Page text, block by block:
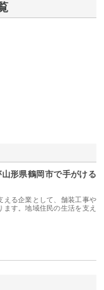
形県鶴岡市で手がける
える企業として、舗装工事や
す。地域住民の生活を支え